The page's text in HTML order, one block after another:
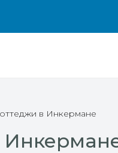
в Инкермане